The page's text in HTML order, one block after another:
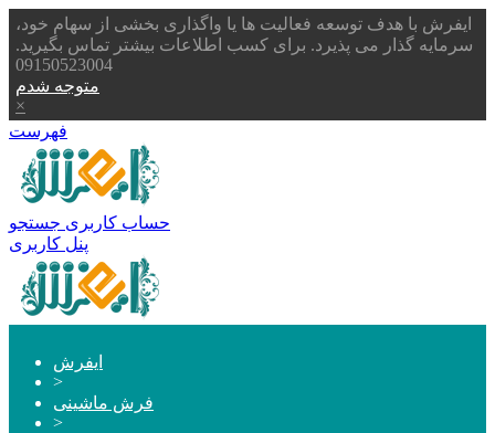
ایفرش با هدف توسعه فعالیت ها یا واگذاری بخشی از سهام خود،
سرمایه گذار می پذیرد. برای کسب اطلاعات بیشتر تماس بگیرید.
09150523004
متوجه شدم
×
فهرست
حساب کاربری جستجو
پنل کاربری
ایفرش
>
فرش ماشینی
>